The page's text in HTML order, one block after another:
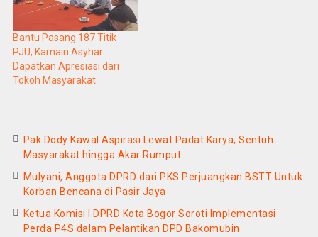
Bantu Pasang 187 Titik
PJU, Karnain Asyhar
Dapatkan Apresiasi dari
Tokoh Masyarakat
Pak Dody Kawal Aspirasi Lewat Padat Karya, Sentuh
Masyarakat hingga Akar Rumput
Mulyani, Anggota DPRD dari PKS Perjuangkan BSTT Untuk
Korban Bencana di Pasir Jaya
Ketua Komisi I DPRD Kota Bogor Soroti Implementasi
Perda P4S dalam Pelantikan DPD Bakomubin